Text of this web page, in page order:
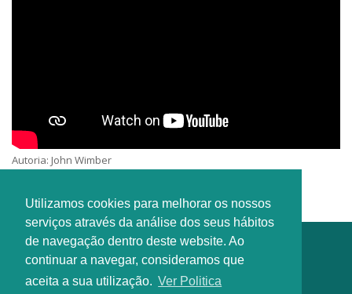
Utilizamos cookies para melhorar os nossos
serviços através da análise dos seus hábitos
de navegação dentro deste website. Ao
continuar a navegar, consideramos que
aceita a sua utilização. Ver Politica
Autoria: John Wimber